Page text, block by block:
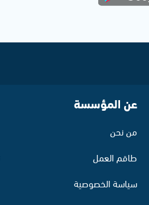
عن المؤسسة
من نحن
طاقم العمل
سياسة الخصوصية